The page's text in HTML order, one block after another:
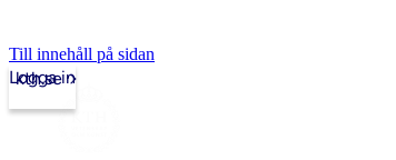
Till innehåll på sidan
kth.se
Logga in